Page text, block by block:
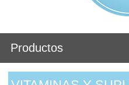
Productos